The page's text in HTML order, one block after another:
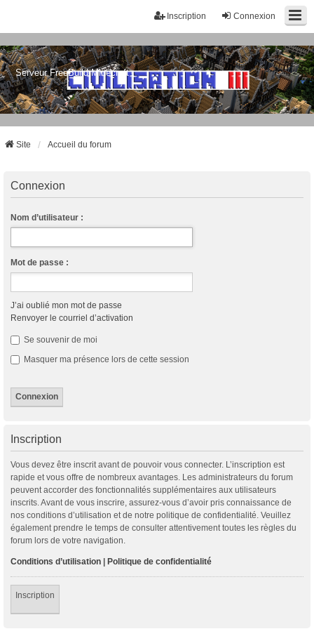
Connexion
Inscription
Serveur FreeBuild Minecraft
Site Accueil du forum
Connexion
Nom d’utilisateur :
Mot de passe :
J’ai oublié mon mot de passe
Renvoyer le courriel d’activation
Se souvenir de moi
Masquer ma présence lors de cette session
Inscription
Vous devez être inscrit avant de pouvoir vous connecter. L’inscription est
rapide et vous offre de nombreux avantages. Les administrateurs du forum
peuvent accorder des fonctionnalités supplémentaires aux utilisateurs
inscrits. Avant de vous inscrire, assurez-vous d’avoir pris connaissance de
nos conditions d’utilisation et de notre politique de confidentialité. Veuillez
également prendre le temps de consulter attentivement toutes les règles du
forum lors de votre navigation.
Conditions d’utilisation | Politique de confidentialité
Inscription